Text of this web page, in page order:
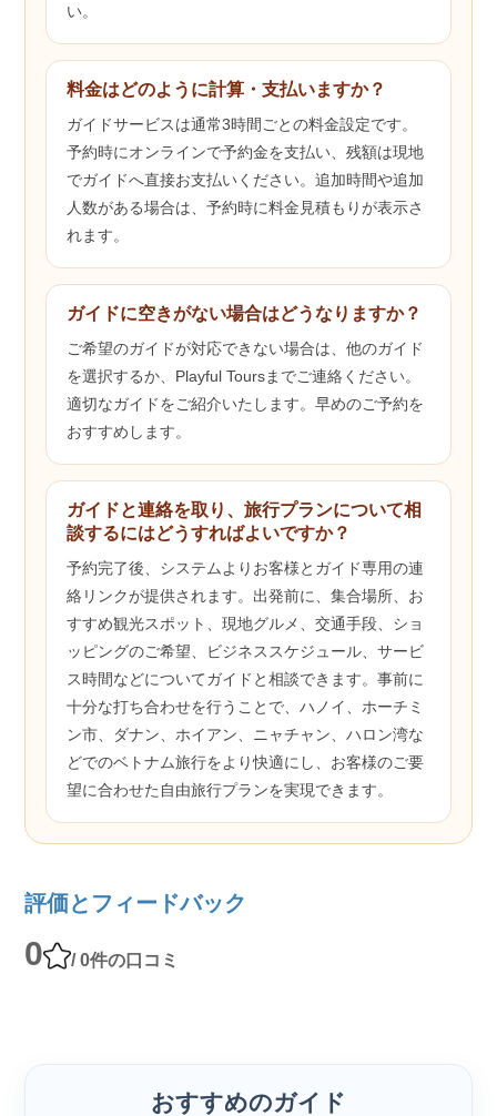
い。
料金はどのように計算・支払いますか？
ガイドサービスは通常3時間ごとの料金設定です。
予約時にオンラインで予約金を支払い、残額は現地
でガイドへ直接お支払いください。追加時間や追加
人数がある場合は、予約時に料金見積もりが表示さ
れます。
ガイドに空きがない場合はどうなりますか？
ご希望のガイドが対応できない場合は、他のガイド
を選択するか、Playful Toursまでご連絡ください。
適切なガイドをご紹介いたします。早めのご予約を
おすすめします。
ガイドと連絡を取り、旅行プランについて相
談するにはどうすればよいですか？
予約完了後、システムよりお客様とガイド専用の連
絡リンクが提供されます。出発前に、集合場所、お
すすめ観光スポット、現地グルメ、交通手段、ショ
ッピングのご希望、ビジネススケジュール、サービ
ス時間などについてガイドと相談できます。事前に
十分な打ち合わせを行うことで、ハノイ、ホーチミ
ン市、ダナン、ホイアン、ニャチャン、ハロン湾な
どでのベトナム旅行をより快適にし、お客様のご要
望に合わせた自由旅行プランを実現できます。
評価とフィードバック
0 / 0件の口コミ
おすすめのガイド